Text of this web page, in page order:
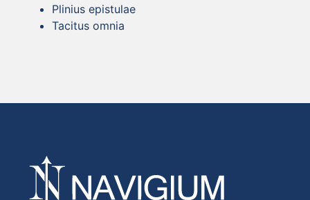
Plinius epistulae
Tacitus omnia